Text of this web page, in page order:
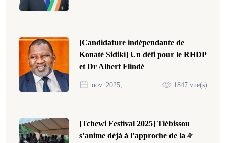
[Candidature indépendante de
Konaté Sidiki] Un défi pour le RHDP
et Dr Albert Flindé
nov. 2025, 1847 vue(s)
[Tchewi Festival 2025] Tiébissou
s’anime déjà à l’approche de la 4ᵉ